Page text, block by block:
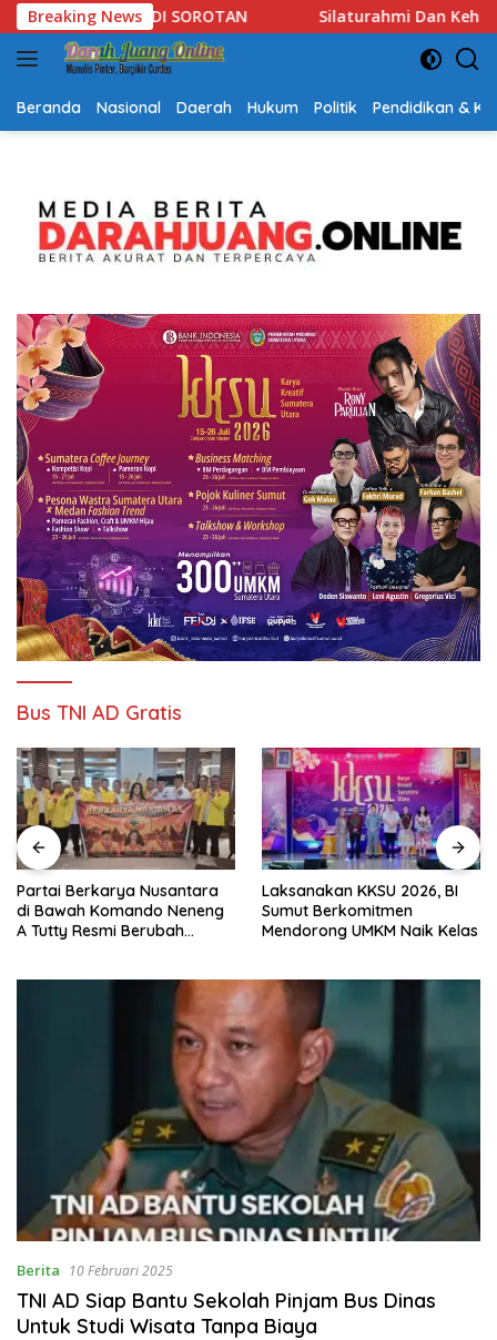
Langsung
ke
konten
Breaking News
Dan Keharmonisan Antar Umat Beragama,
Beranda Nasional Daerah Hukum Politik Pendidikan &
Bus TNI AD Gratis
Partai Berkarya Nusantara
di Bawah Komando Neneng
A Tutty Resmi Berubah
Laksanakan KKSU 2026, BI
Sumut Berkomitmen
Mendorong UMKM Naik Kelas
Berita 10 Februari 2025
TNI AD Siap Bantu Sekolah Pinjam Bus Dinas
Untuk Studi Wisata Tanpa Biaya